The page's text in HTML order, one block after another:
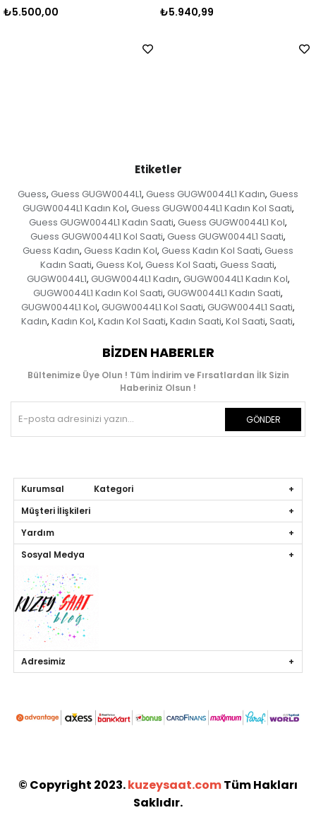
Etiketler
Guess, Guess GUGW0044L1, Guess GUGW0044L1 Kadın, Guess
GUGW0044L1 Kadın Kol, Guess GUGW0044L1 Kadın Kol Saati,
Guess GUGW0044L1 Kadın Saati, Guess GUGW0044L1 Kol,
Guess GUGW0044L1 Kol Saati, Guess GUGW0044L1 Saati,
Guess Kadın, Guess Kadın Kol, Guess Kadın Kol Saati, Guess
Kadın Saati, Guess Kol, Guess Kol Saati, Guess Saati,
GUGW0044L1, GUGW0044L1 Kadın, GUGW0044L1 Kadın Kol,
GUGW0044L1 Kadın Kol Saati, GUGW0044L1 Kadın Saati,
GUGW0044L1 Kol, GUGW0044L1 Kol Saati, GUGW0044L1 Saati,
Kadın, Kadın Kol, Kadın Kol Saati, Kadın Saati, Kol Saati, Saati,
BIZDEN HABERLER
Bültenimize Üye Olun ! Tüm İndirim ve Fırsatlardan İlk Sizin
Haberiniz Olsun !
GÖNDER
Kurumsal Kategori
Müşteri İlişkileri
Yardım
Sosyal Medya
Adresimiz
© Copyright 2023.kuzeysaat.comTüm Hakları
Saklıdır.